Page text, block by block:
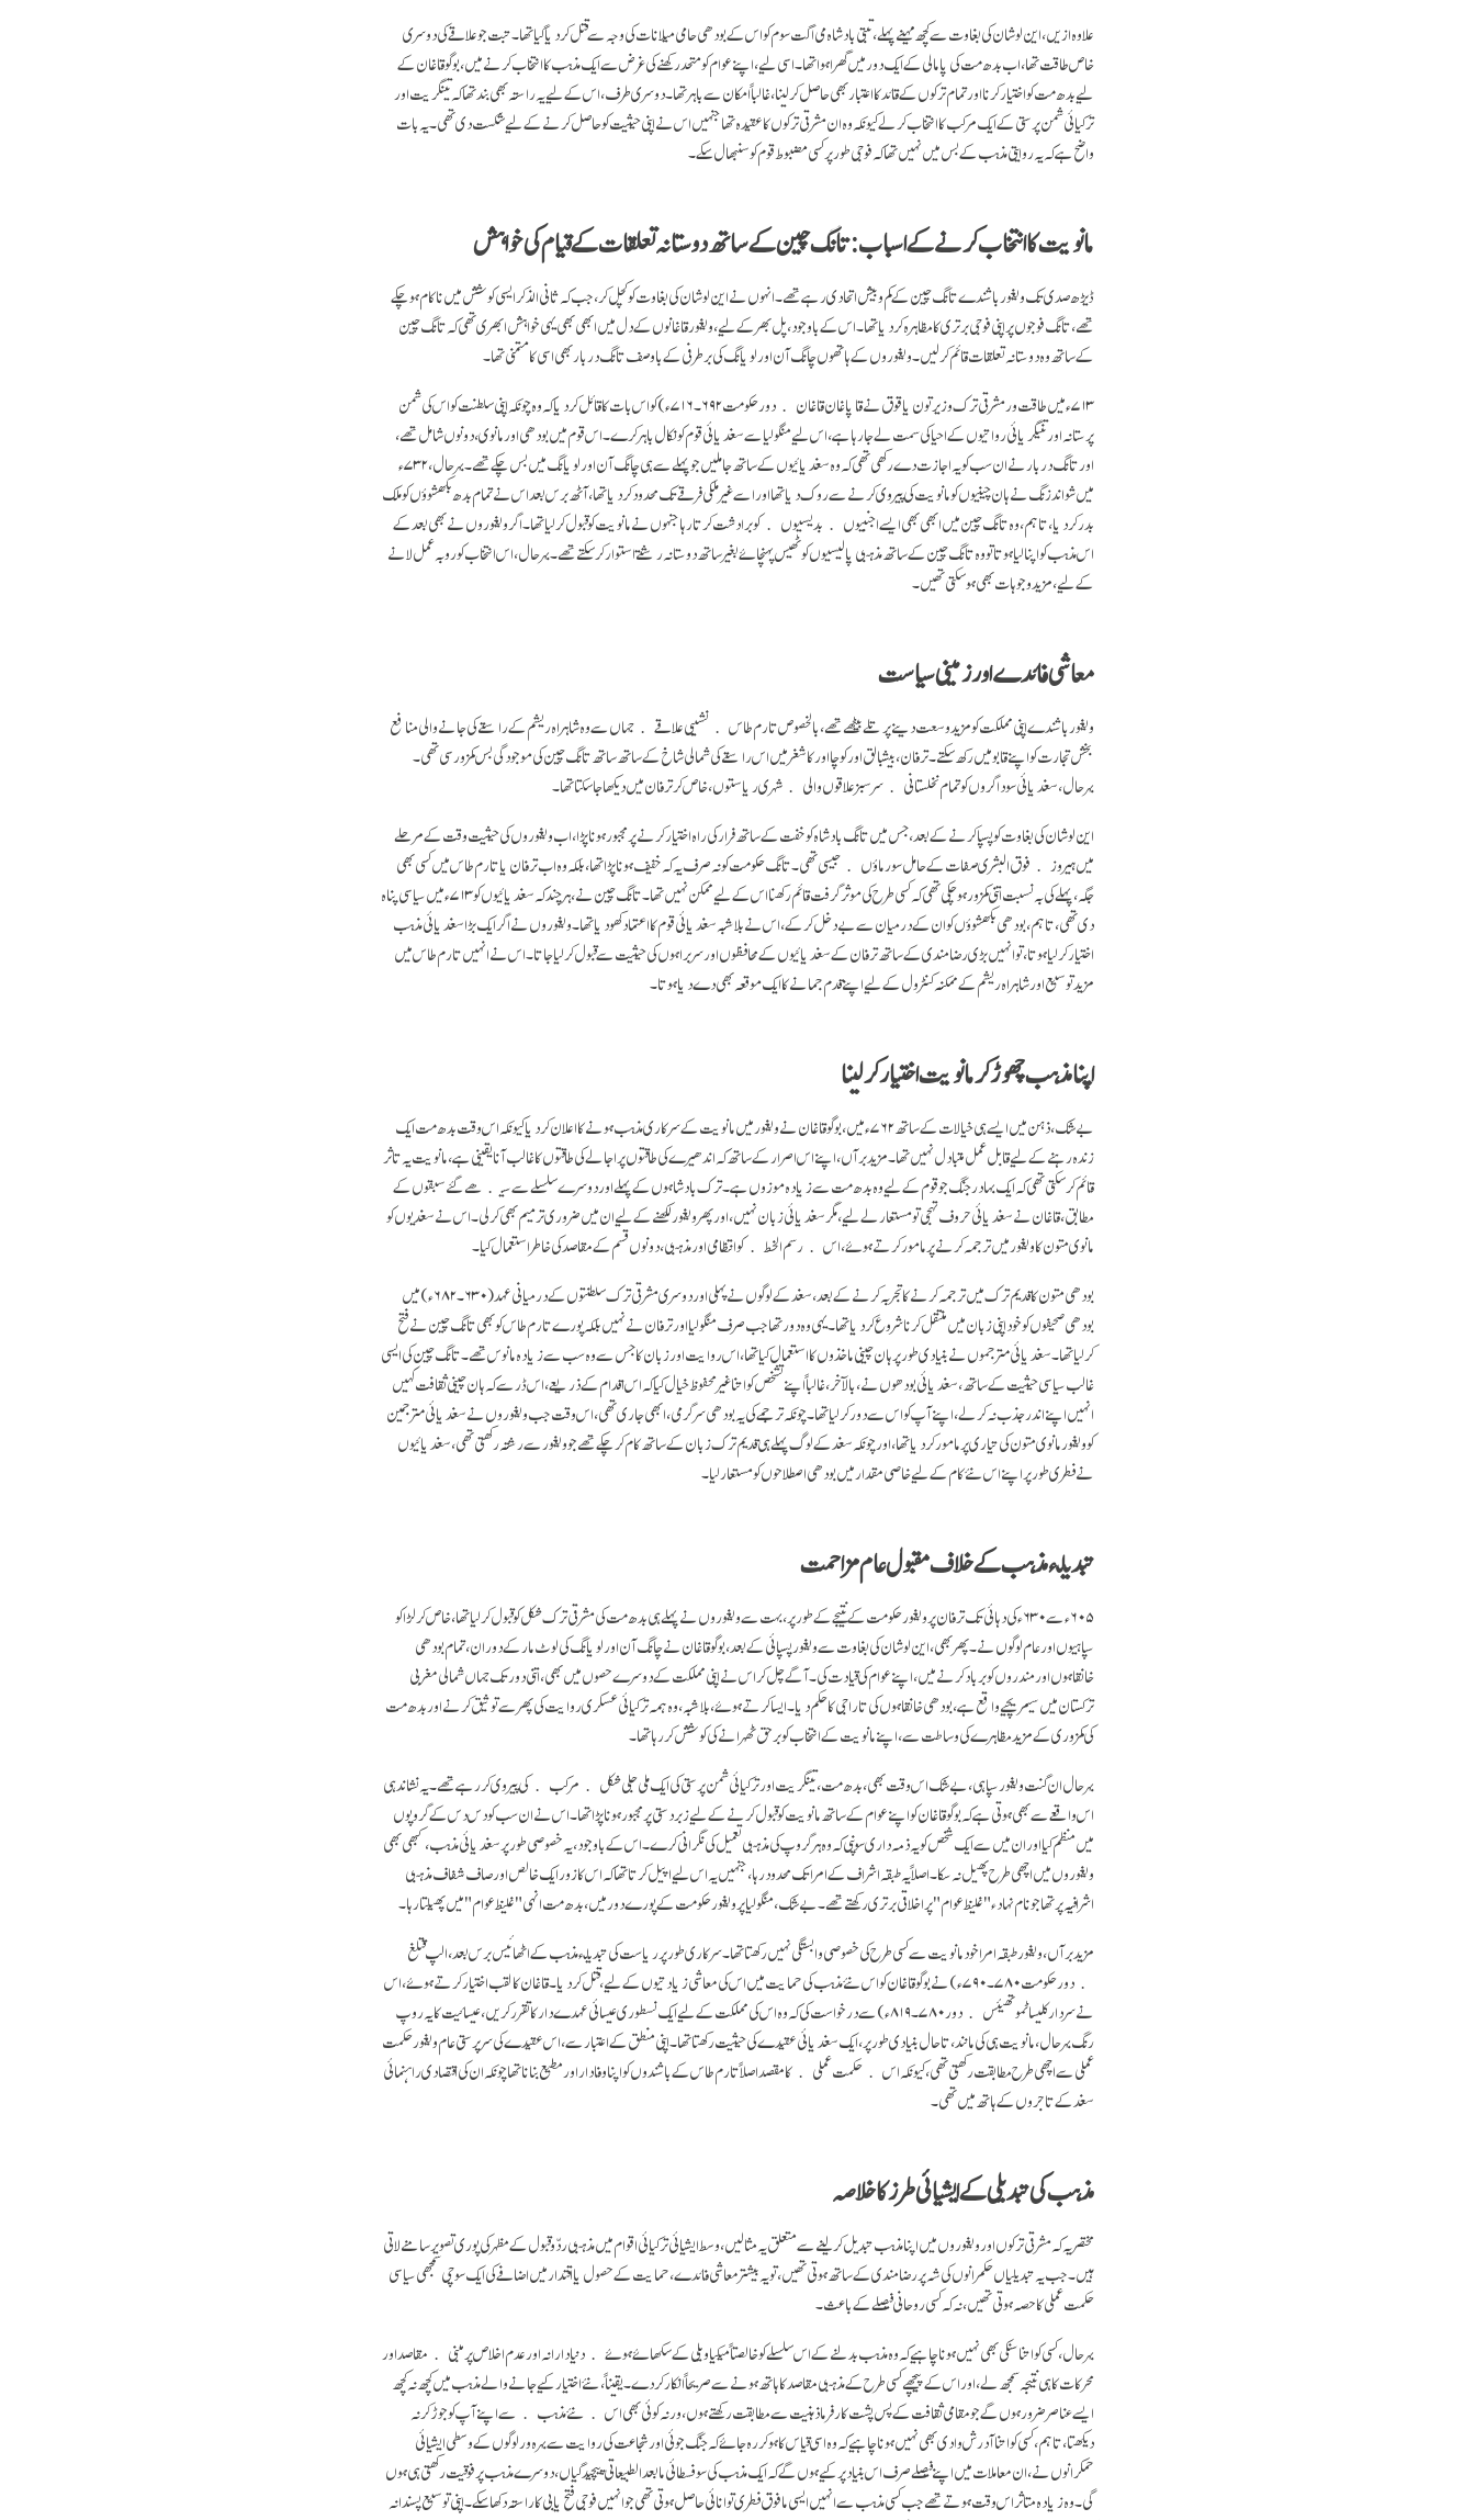
علاوہ ازیں، این لوشان کی بغاوت سے کچھ مہینے پہلے، تبتی بادشاہ می اگت سوم کو اس کے بودھی حامی میلانات کی وجہ سے قتل کر دیا گیا تھا۔ تبت جو علاقے کی دوسری
خاص طاقت تھا، اب بدھ مت کی پامالی کے ایک دور میں گھرا ہوا تھا۔ اسی لیے، اپنے عوام کو متحد رکھنے کی غرض سے ایک مذہب کا انتخاب کرنے میں، بوگوقاغان کے
لیے بدھ مت کو اختیار کرنا اور تمام ترکوں کے قائد کا اعتبار بھی حاصل کرلینا، غالباً امکان سے باہر تھا۔ دوسری طرف، اس کے لیے یہ راستہ بھی بند تھا کہ تینگریت اور
ترکیائی شمن پرستی کے ایک مرکب کا انتخاب کرلے کیونکہ وہ ان مشرقی ترکوں کا عقیدہ تھا جنہیں اس نے اپنی حیثیت کو حاصل کرنے کے لیے شکست دی تھی۔ یہ بات
واضح ہے کہ یہ روایتی مذہب کے بس میں نہیں تھا کہ فوجی طور پر کسی مضبوط قوم کو سنبھال سکے۔
مانویت کا انتخاب کرنے کے اسباب: تانگ چین کے ساتھ دوستانہ تعلقات کے قیام کی خواہش
ڈیڑھ صدی تک ویغور باشندے تانگ چین کے کم وبیش اتحادی رہے تھے۔ انہوں نے این لوشان کی بغاوت کو کچل کر، جب کہ ثانی الذکر ایسی کوشش میں ناکام ہوچکے
تھے، تانگ فوجوں پر اپنی فوجی برتری کا مظاہرہ کر دیا تھا۔ اس کے باوجود، پل بھر کے لیے، ویغور قاغانوں کے دل میں ابھی بھی یہی خواہش ابھری تھی کہ تانگ چین
کے ساتھ وہ دوستانہ تعلقات قائم کرلیں۔ ویغوروں کے ہاتھوں چانگ آن اور لویانگ کی برطرفی کے باوصف تانگ دربار بھی اسی کا متمنی تھا۔
۷۱۳ء میں طاقت ور مشرقی ترک وزیر تون یاقوق نے قاپاغان قاغان ﴿دور حکومت ۶۹۲۔۷۱۶ء) کو اس بات کا قائل کر دیا کہ وہ چونکہ اپنی سلطنت کو اس کی شمن
پرستانہ اور تنیگریائی رواتیوں کے احیا کی سمت لے جا رہا ہے، اس لیے منگولیا سے سغدیائی قوم کو نکال باہر کرے۔ اس قوم میں بودھی اور مانوی، دونوں شامل تھے،
اور تانگ دربار نے ان سب کو یہ اجازت دے رکھی تھی کہ وہ سغدیائیوں کے ساتھ جا ملیں جو پہلے سے ہی چانگ آن اور لویانگ میں بس چکے تھے۔ بہرحال، ۷۳۲ء
میں شواندزنگ نے ہان چینیوں کو مانویت کی پیروی کرنے سے روک دیا تھا اور اسے غیرملکی فرقے تک محدود کر دیا تھا، آٹھ برس بعد اس نے تمام بدھ بکھشوؤں کو ملک
بدر کر دیا، تاہم، وہ تانگ چین میں ابھی بھی ایسے اجنبیوں ﴿بدیسیوں﴾ کو برادشت کرتا رہا جنہوں نے مانویت کو قبول کرلیا تھا۔ اگر ویغوروں نے بھی بعد کے
اس مذہب کو اپنا لیا ہوتا تو وہ تانگ چین کے ساتھ مذہبی پالیسیوں کو ٹھیس پہنچائے بغیر ساتھ دوستانہ رشتے استوار کرسکتے تھے۔ بہر حال، اس انتخاب کو روبہ عمل لانے
کے لیے، مزید وجوہات بھی ہوسکتی تھیں۔
معاشی فائدے اور زمینی سیاست
ویغور باشندے اپنی مملکت کو مزید وسعت دینے پر تلے بیٹھے تھے، بالخصوص تارم طاس ﴿نشیبی علاقے﴾ جہاں سے وہ شاہراہ ریشم کے راستے کی جانے والی منافع
بخش تجارت کو اپنے قابو میں رکھ سکتے۔ ترفان، بیشبالق اور کوچا اور کاشغر میں اس راستے کی شمالی شاخ کے ساتھ ساتھ تانگ چین کی موجودگی بس کمزور سی تھی۔
بہرحال، سغدیائی سوداگروں کو تمام نخلستانی ﴿سرسبز علاقوں والی﴾ شہری ریاستوں، خاص کر ترفان میں دیکھا جاسکتا تھا۔
این لو شان کی بغاوت کو پسپا کرنے کے بعد، جس میں تانگ بادشاہ کو خفت کے ساتھ فرار کی راہ اختیار کرنے پر مجبور ہونا پڑا، اب ویغوروں کی حیثیت وقت کے مرحلے
میں ہیروز ﴿فوق البشری صفات کے حامل سورماؤں﴾ جیسی تھی۔ تانگ حکومت کو نہ صرف یہ کہ خفیف ہونا پڑا تھا، بلکہ وہ اب ترفان یا تارم طاس میں کسی بھی
جگہ، پہلے کی بہ نسبت اتنی کمزور ہوچکی تھی کہ کسی طرح کی موثر گرفت قائم رکھنا اس کے لیے ممکن نہیں تھا ۔تانگ چین نے، ہر چند کہ سغدیائیوں کو ۷۱۳ء میں سیاسی پناہ
دی تھی، تاہم، بودھی بکھشوؤں کو ان کے درمیان سے بے دخل کرکے، اس نے بلاشبہ سغدیائی قوم کا اعتماد کھو دیا تھا۔ ویغوروں نے اگر ایک بڑا سغدیائی مذہب
اختیار کرلیا ہوتا، تو انہیں بڑی رضا مندی کے ساتھ ترفان کے سغدیائیوں کے محافظوں اور سربراہوں کی حیثیت سے قبول کر لیا جاتا۔ اس نے انہیں تارم طاس میں
مزید توسیع اور شاہراہ ریشم کے ممکنہ کنٹرول کے لیے اپنے قدم جمانے کا ایک موقعہ بھی دے دیا ہوتا۔
اپنا مذہب چھوڑ کر مانویت اختیار کر لینا
بے شک، ذہن میں ایسے ہی خیالات کے ساتھ ۷۶۲ء میں، بوگوقاغان نے ویغور میں مانویت کے سرکاری مذہب ہونے کا اعلان کردیا کیونکہ اس وقت بدھ مت ایک
زندہ رہنے کے لیے قابل عمل متبادل نہیں تھا۔ مزید برآں، اپنے اس اصرار کے ساتھ کہ اندھیرے کی طاقتوں پر اجالے کی طاقتوں کا غالب آنا یقینی ہے، مانویت یہ تاثر
قائم کرسکتی تھی کہ ایک بہادر جنگ جو قوم کے لیے وہ بدھ مت سے زیادہ موزوں ہے۔ ترک بادشاہوں کے پہلے اور دوسرے سلسلے سے سیکھے گئے سبقوں کے
مطابق، قاغان نے سغدیائی حروف تہجی تو مستعار لے لیے، مگر سغدیائی زبان نہیں، اور پھر ویغور لکھنے کے لیے ان میں ضروری ترمیم بھی کرلی۔ اس نے سغدیوں کو
مانوی متون کا ویغور میں ترجمہ کرنے پر مامور کرتے ہوئے، اس ﴿رسم الخط﴾ کو انتظامی اور مذہبی، دونوں قسم کے مقاصد کی خاطر استعمال کیا۔
بودھی متون کا قدیم ترک میں ترجمہ کرنے کا تجربہ کرنے کے بعد، سغد کے لوگوں نے پہلی اور دوسری مشرقی ترک سلطنتوں کے درمیانی عہد (۶۳۰۔۶۸۲ء) میں
بودھی صحیفوں کو خود اپنی زبان میں منتقل کرنا شروع کر دیا تھا۔ یہی وہ دور تھا جب صرف منگولیا اور ترفان نے نہیں بلکہ پورے تارم طاس کو بھی تانگ چین نے فتح
کرلیا تھا۔ سغدیائی مترجموں نے بنیادی طور پر ہان چینی ماخذوں کا استعمال کیا تھا، اس روایت اور زبان کا جس سے وہ سب سے زیادہ مانوس تھے۔ تانگ چین کی ایسی
غالب سیاسی حیثیت کے ساتھ، سغدیائی بودھوں نے، بالآخر، غالباً اپنے تشخص کو اتنا غیر محفوظ خیال کیا کہ اس اقدام کے ذریعے، اس ڈر سے کہ ہان چینی ثقافت کہیں
انہیں اپنے اندر جذب نہ کرلے، اپنے آپ کو اس سے دور کرلیا تھا۔ چونکہ ترجمے کی یہ بودھی سرگرمی، ابھی جاری تھی، اس وقت جب ویغوروں نے سغدیائی مترجمین
کو ویغور مانوی متون کی تیاری پر مامور کردیا تھا، اور چونکہ سغد کے لوگ پہلے ہی قدیم ترک زبان کے ساتھ کام کرچکے تھے جو ویغور سے رشتہ رکھتی تھی، سغدیائیوں
نے فطری طور پر اپنے اس نئے کام کے لیے خاصی مقدار میں بودھی اصطلاحوں کو مستعار لیا۔
تبدیلئ مذہب کے خلاف مقبول عام مزاحمت
۶۰۵ء سے ۶۳۰ء کی دہائی تک ترفان پر ویغور حکومت کے نتیجے کے طور پر، بہت سے ویغوروں نے پہلے ہی بدھ مت کی مشرقی ترک شکل کو قبول کرلیا تھا، خاص کر لڑاکو
سپاہیوں اور عام لوگوں نے۔ پھر بھی، این لوشان کی بغاوت سے ویغور پسپائی کے بعد، بوگوقاغان نے چانگ آن اور لویانگ کی لوٹ مار کے دوران، تمام بودھی
خانقاہوں اور مندروں کو برباد کرنے میں، اپنے عوام کی قیادت کی۔ آگے چل کر اس نے اپنی مملکت کے دوسرے حصوں میں بھی، اتنی دور تک جہاں شمالی مغربی
ترکستان میں سیمریچیے واقع ہے، بودھی خانقاہوں کی تاراجی کا حکم دیا۔ ایسا کرتے ہوئے، بلاشبہ، وہ ہمہ ترکیائی عسکری روایت کی پھرسے توثیق کرنے اور بدھ مت
کی کمزوری کے مزید مظاہرے کی وساطت سے، اپنے مانویت کے انتخاب کو برحق ٹھہرانے کی کوشش کر رہا تھا۔
بہر حال ان گنت ویغور سپاہی، بے شک اس وقت بھی، بدھ مت، تینگریت اور ترکیائی شمن پرستی کی ایک ملی جلی شکل ﴿مرکب﴾ کی پیروی کر رہے تھے۔ یہ نشاندہی
اس واقعے سے بھی ہوتی ہے کہ بوگو قاغان کو اپنے عوام کے ساتھ مانویت کو قبول کرنے کے لیے زبردستی پر مجبور ہونا پڑا تھا۔ اس نے ان سب کو دس دس کے گروپوں
میں منظم کیا اور ان میں سے ایک شخص کو یہ ذمہ داری سونپی کہ وہ ہر گروپ کی مذہبی تعمیل کی نگرانی کرے۔ اس کے باوجود، یہ خصوصی طور پر سغدیائی مذہب، کبھی بھی
ویغوروں میں اچھی طرح پھیل نہ سکا۔ اصلاً یہ طبقہ اشراف کے امرا تک محدود رہا، جنہیں یہ اس لیے اپیل کرتا تھا کہ اس کا زور ایک خالص اور صاف شفاف مذہبی
اشرافیہ پر تھا جو نام نہاد ٫"غلیظ عوام" پر اخلاقی برتری رکھتے تھے۔ بے شک، منگولیا پر ویغور حکومت کے پورے دور میں، بدھ مت انہی "غلیظ عوام" میں پھیلتا رہا۔
مزید برآں، ویغور طبقہ امرا خود مانویت سے کسی طرح کی خصوصی وابستگی نہیں رکھتا تھا۔ سرکاری طور پر ریاست کی تبدیلئ مذہب کے اٹھائیس برس بعد، الپ قتلغ
﴿دور حکومت۷۸۰۔۷۹۰ء) نے بوگو قاغان کو اس نئے مذہب کی حمایت میں اس کی معاشی زیادتیوں کے لیے، قتل کردیا۔ قاغان کا لقب اختیار کرتے ہوئے، اس
نے سردار کلیسا ٹموتھیئس ﴿دور۷۸۰۔۸۱۹ء) سے درخواست کی کہ وہ اس کی مملکت کے لیے ایک نسطوری عیسائی عہدے دار کا تقرر کریں، عیسائیت کا یہ روپ
رنگ بہر حال، مانویت ہی کی مانند، تاحال بنیادی طور پر، ایک سغدیائی عقیدے کی حیثیت رکھتا تھا۔ اپنی منطق کے اعتبارسے، اس عقیدے کی سرپرستی عام ویغور حکمت
عملی سے اچھی طرح مطابقت رکھتی تھی، کیونکہ اس ﴿حکمت عملی﴾ کا مقصد اصلاً تارم طاس کے باشندوں کو اپنا وفادار اور مطیع بنانا تھا چونکہ ان کی اقتصادی راہنمائی
سغد کے تاجروں کے ہاتھ میں تھی۔
مذہب کی تبدیلی کے ایشیائی طرز کا خلاصہ
مختصر یہ کہ مشرقی ترکوں اور ویغوروں میں اپنا مذہب تبدیل کر لینے سے متعلق یہ مثالیں، وسط ایشیائی ترکیائی اقوام میں مذہبی ردّ وقبول کے مظہر کی پوری تصویر سامنے لاتی
ہیں۔ جب یہ تبدیلیاں حکمرانوں کی شہ پر رضامندی کے ساتھ ہوتی تھیں، تو یہ بیشتر معاشی فائدے، حمایت کے حصول یا اقتدار میں اضافے کی ایک سوچی سمجھی سیاسی
حکمت عملی کا حصہ ہوتی تھیں، نہ کہ کسی روحانی فیصلے کے باعث۔
بہر حال، کسی کو اتنا سنکی بھی نہیں ہونا چاہیے کہ وہ مذہب بدلنے کے اس سلسلے کو خالصتاً میکیا ویلی کے سکھائے ہوئے ﴿دنیادارانہ اور عدم اخلاص پر مبنی﴾ مقاصد اور
محرکات کا ہی نتیجہ سمجھ لے، اور اس کے پیچھے کسی طرح کے مذہبی مقاصد کا ہاتھ ہونے سے صریحاً انکار کردے۔ یقیناً، نئے اختیار کیے جانے والے مذہب میں کچھ نہ کچھ
ایسے عناصر ضرور ہوں گے جو مقامی ثقافت کے پس پشت کار فرما ذہنیت سے مطابقت رکھتے ہوں، ورنہ کوئی بھی اس ﴿نئے مذہب﴾ سے اپنے آپ کو جوڑ کر نہ
دیکھتا، تاہم، کسی کو اتنا آدرش وادی بھی نہیں ہونا چاہیے کہ وہ اسی قیاس کا ہو کر رہ جائے کہ جنگ جوئی اور شجاعت کی روایت سے بہرہ ور لوگوں کے وسطی ایشیائی
حمکرانوں نے، ان معاملات میں اپنے فیصلے صرف اس بنیاد پر کیے ہوں گے کہ ایک مذہب کی سو فسطائی ما بعد الطبیعاتی پیچیدگیاں، دوسرے مذہب پر فوقیت رکھتی ہی ہوں
گی۔ وہ زیادہ متاثر اس وقت ہوتے تھے جب کسی مذہب سے انہیں ایسی مافوق فطری توانائی حاصل ہوتی تھی جو انہیں فوجی فتح یابی کا راستہ دکھا سکے۔ اپنی توسیع پسندانہ